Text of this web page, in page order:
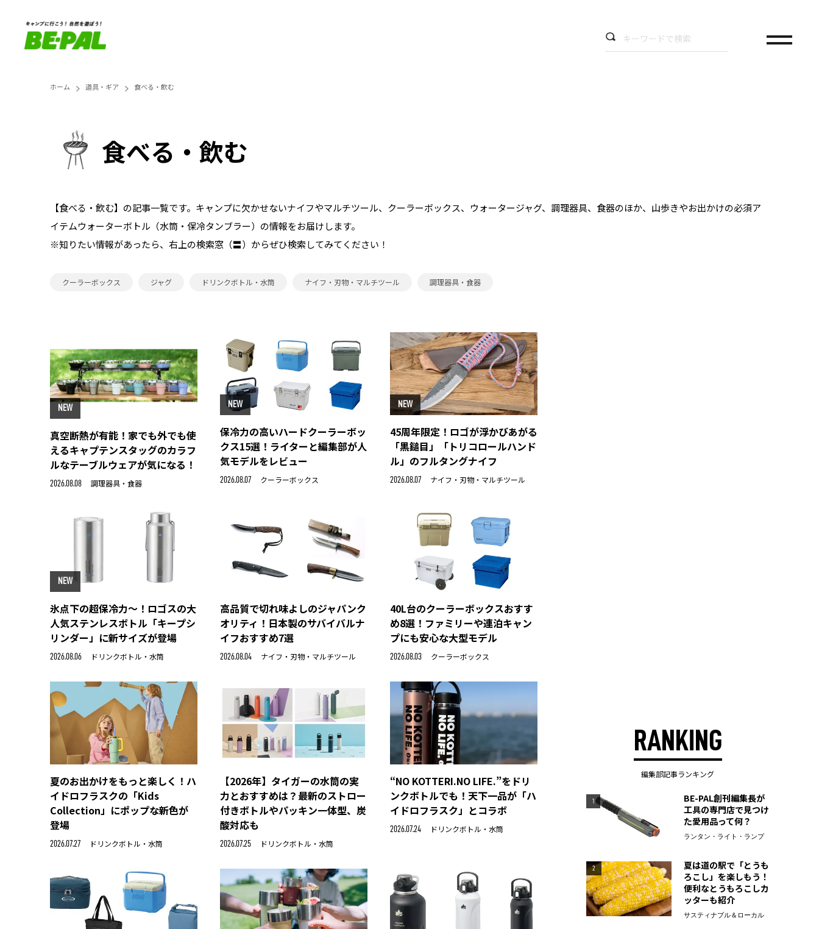
ホーム 道具・ギア 食べる・飲む
食べる・飲む
【食べる・飲む】の記事一覧です。キャンプに欠かせないナイフやマルチツール、クーラーボックス、ウォータージャグ、調理器具、食器のほか、山歩きやお出かけの必須ア
イテムウォーターボトル（水筒・保冷タンブラー）の情報をお届けします。
※知りたい情報があったら、右上の検索窓（〓）からぜひ検索してみてください！
クーラーボックス ジャグ ドリンクボトル・水筒 ナイフ・刃物・マルチツール 調理器具・食器
NEW
真空断熱が有能！家でも外でも使
えるキャプテンスタッグのカラフ
ルなテーブルウェアが気になる！
2026.08.08 調理器具・食器
NEW
保冷力の高いハードクーラーボッ
クス15選！ライターと編集部が人
気モデルをレビュー
2026.08.07 クーラーボックス
NEW
45周年限定！ロゴが浮かびあがる
「黒鎚目」「トリコロールハンド
ル」のフルタングナイフ
2026.08.07 ナイフ・刃物・マルチツール
NEW
氷点下の超保冷力～！ロゴスの大
人気ステンレスボトル「キープシ
リンダー」に新サイズが登場
2026.08.06 ドリンクボトル・水筒
高品質で切れ味よしのジャパンク
オリティ！日本製のサバイバルナ
イフおすすめ7選
2026.08.04 ナイフ・刃物・マルチツール
40L台のクーラーボックスおすす
め8選！ファミリーや連泊キャン
プにも安心な大型モデル
2026.08.03 クーラーボックス
夏のお出かけをもっと楽しく！ハ
イドロフラスクの「Kids
Collection」にポップな新色が
登場
2026.07.27 ドリンクボトル・水筒
【2026年】タイガーの水筒の実
力とおすすめは？最新のストロー
付きボトルやパッキン一体型、炭
酸対応も
2026.07.25 ドリンクボトル・水筒
“NO KOTTERI.NO LIFE.”をドリ
ンクボトルでも！天下一品が「ハ
イドロフラスク」とコラボ
2026.07.24 ドリンクボトル・水筒
RANKING
編集部記事ランキング
1
BE-PAL創刊編集長が
工具の専門店で見つけ
た愛用品って何？
ランタン・ライト・ランプ
2
夏は道の駅で「とうも
ろこし」を楽しもう！
便利なとうもろこしカ
ッターも紹介
サスティナブル＆ローカル